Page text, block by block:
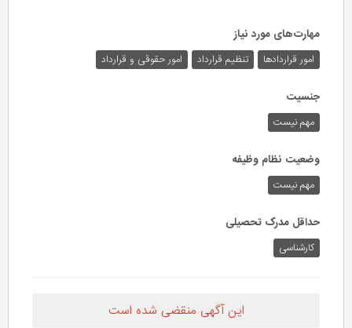
مهارت‌های مورد نیاز
امور قراردادها تنظیم قرارداد امور حقوقی و قرارداد
جنسیت
مهم نیست
وضعیت نظام وظیفه
مهم‌ نیست
حداقل مدرک تحصیلی
کارشناسی
این آگهی منقضی شده است